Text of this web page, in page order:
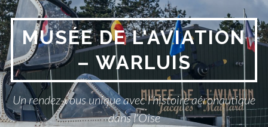
Aller
au
contenuMUSÉE DE L'AVIATION
– WARLUIS
Un rendez-vous unique avec l’histoire aéronautique
dans l'Oise